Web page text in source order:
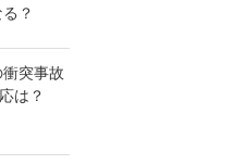
？
突事故
は？